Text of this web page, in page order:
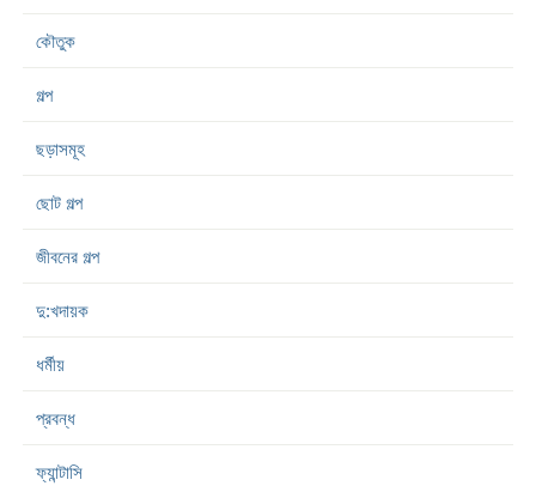
কৌতুক
গল্প
ছড়াসমূহ
ছোট গল্প
জীবনের গল্প
দু:খদায়ক
ধর্মীয়
প্রবন্ধ
ফ্যান্টাসি